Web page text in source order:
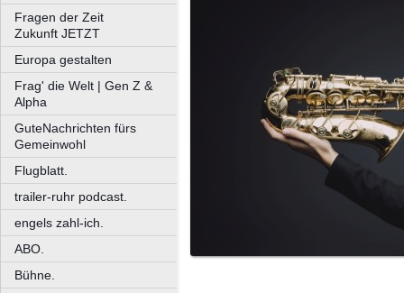
Fragen der Zeit
Zukunft JETZT
Europa gestalten
Frag' die Welt | Gen Z &
Alpha
GuteNachrichten fürs
Gemeinwohl
Flugblatt.
trailer-ruhr podcast.
engels zahl-ich.
ABO.
Bühne.